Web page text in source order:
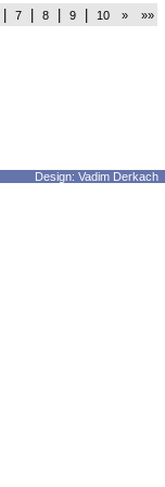
7 8 9 10 » »»
Design: Vadim Derkach